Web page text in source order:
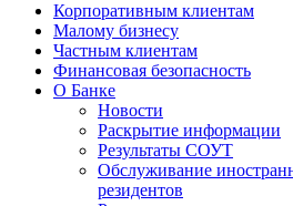
Корпоративным клиентам
Малому бизнесу
Частным клиентам
Финансовая безопасность
О Банке
Новости
Раскрытие информации
Результаты СОУТ
Обслуживание
резидентов